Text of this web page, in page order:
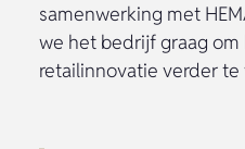
samenwerking met
we het bedrijf graag
retailinnovatie verder te